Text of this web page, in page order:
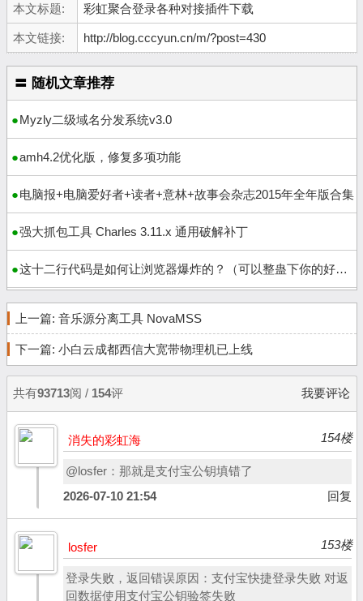
本文标题: 彩虹聚合登录各种对接插件下载
本文链接: http://blog.cccyun.cn/m/?post=430
〓 随机文章推荐
Myzly二级域名分发系统v3.0
amh4.2优化版，修复多项功能
电脑报+电脑爱好者+读者+意林+故事会杂志2015年全年版合集
强大抓包工具 Charles 3.11.x 通用破解补丁
这十二行代码是如何让浏览器爆炸的？（可以整蛊下你的好友）
上一篇: 音乐源分离工具 NovaMSS
下一篇: 小白云成都西信大宽带物理机已上线
共有93713阅 / 154评 我要评论
消失的彩虹海 154楼
@losfer：那就是支付宝公钥填错了
2026-07-10 21:54
回复
losfer 153楼
登录失败，返回错误原因：支付宝快捷登录失败 对返
回数据使用支付宝公钥验签失败